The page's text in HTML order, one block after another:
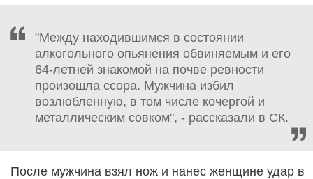
"Между находившимся в состоянии
алкогольного опьянения обвиняемым и его
64-летней знакомой на почве ревности
произошла ссора. Мужчина избил
возлюбленную, в том числе кочергой и
металлическим совком", - рассказали в СК.
После мужчина взял нож и нанес женщине удар в